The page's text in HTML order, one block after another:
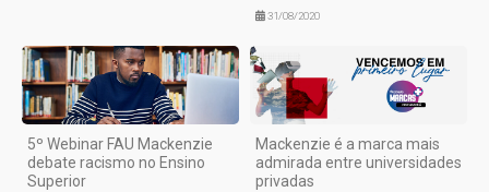
31/08/2020
5º Webinar FAU Mackenzie
debate racismo no Ensino
Superior
Mackenzie é a marca mais
admirada entre universidades
privadas